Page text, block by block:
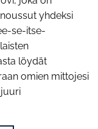
yhdeksi
se-itse-
löydät
omien mittojesi